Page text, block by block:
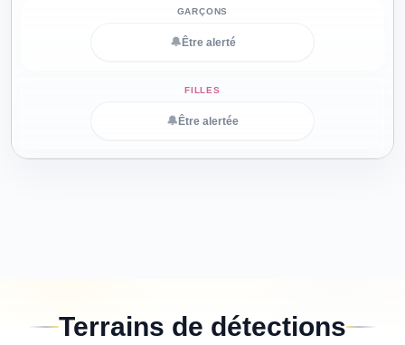
Terrains de détections
🔔 Être alerté
🔔 Être alertée